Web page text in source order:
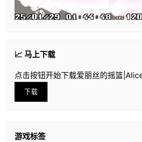
📈 马上下载
点击按钮开始下载爱丽丝的摇篮
下载
游戏标签